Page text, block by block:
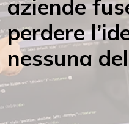
aziende
perdere
nessuna